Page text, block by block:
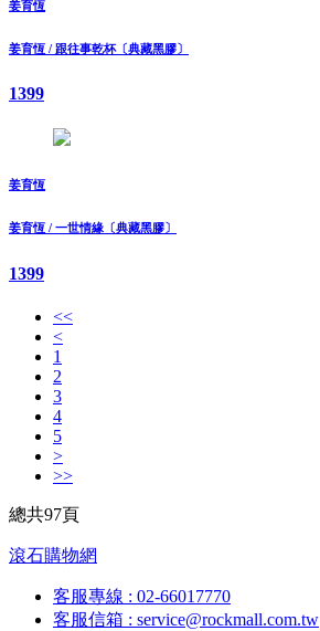
姜育恆
姜育恆 / 跟往事乾杯〔典藏黑膠〕
1399
姜育恆
姜育恆 / 一世情緣〔典藏黑膠〕
1399
<<
<
1
2
3
4
5
>
>>
總共97頁
滾石購物網
客服專線 : 02-66017770
客服信箱 : service@rockmall.com.tw